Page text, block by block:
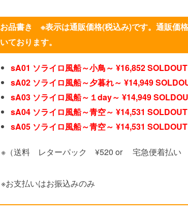
お品書き ※表示は通販価格(税込み)です。通販価
いております。
sA01 ソライロ風船～小鳥～ ¥16,852 SOLDOUT
sA02 ソライロ風船～夕暮れ～ ¥14,949
sA03 ソライロ風船～１day～ ¥14,949
sA04 ソライロ風船～青空～ ¥14,531 SOLDOUT
sA05 ソライロ風船～青空～ ¥14,531 SOLDOUT
※（送料 レターパック ¥520 or 宅急便着払い
※お支払いはお振込みのみ